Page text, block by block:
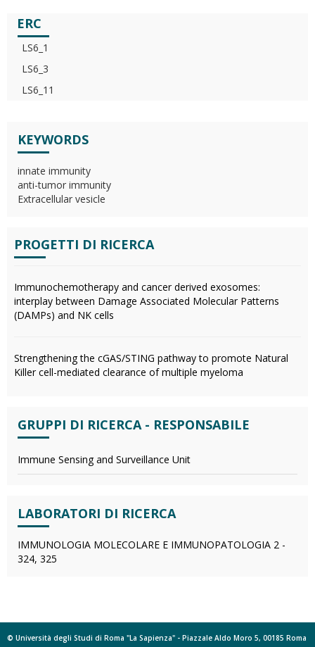
ERC
LS6_1
LS6_3
LS6_11
KEYWORDS
innate immunity
anti-tumor immunity
Extracellular vesicle
PROGETTI DI RICERCA
Immunochemotherapy and cancer derived exosomes:
interplay between Damage Associated Molecular Patterns
(DAMPs) and NK cells
Strengthening the cGAS/STING pathway to promote Natural
Killer cell-mediated clearance of multiple myeloma
GRUPPI DI RICERCA - RESPONSABILE
Immune Sensing and Surveillance Unit
LABORATORI DI RICERCA
IMMUNOLOGIA MOLECOLARE E IMMUNOPATOLOGIA 2 -
324, 325
© Università degli Studi di Roma "La Sapienza" - Piazzale Aldo Moro 5, 00185 Roma